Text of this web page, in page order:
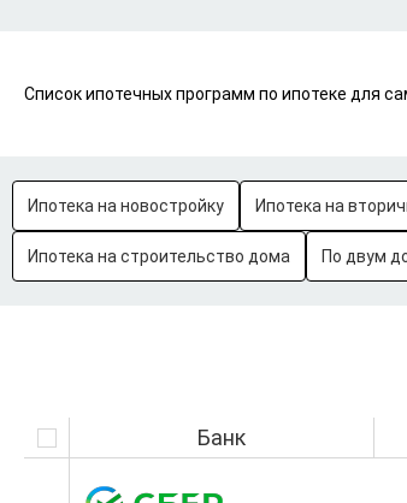
Список ипотечных программ по ипотеке для
Ипотека на новостройку Ипотека на
Ипотека на строительство дома По двум
Банк